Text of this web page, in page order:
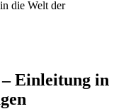
Einleitung in